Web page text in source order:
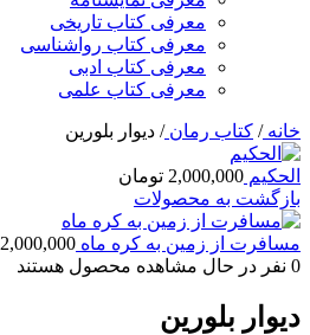
معرفی کتاب تاریخی
معرفی کتاب رواشناسی
معرفی کتاب ادبی
معرفی کتاب علمی
خانه/ کتاب رمان/ دیوار بلورین
الحکیم 2,000,000 تومان
بازگشت به محصولات
مسافرت از زمین به کره ماه 2,000,000
0 نفر در حال مشاهده محصول هستند
دیوار بلورین